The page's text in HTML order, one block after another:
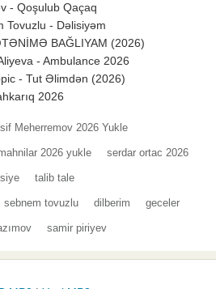
- Qoşulub Qaçaq
Tovuzlu - Dəlisiyəm
BAĞLIYAM (2026)
- Ambulance 2026
- Tut Əlimdən (2026)
2026
Meherremov 2026 Yukle
2026 yukle serdar ortac 2026
talib tale
sebnem tovuzlu dilberim geceler
samir piriyev